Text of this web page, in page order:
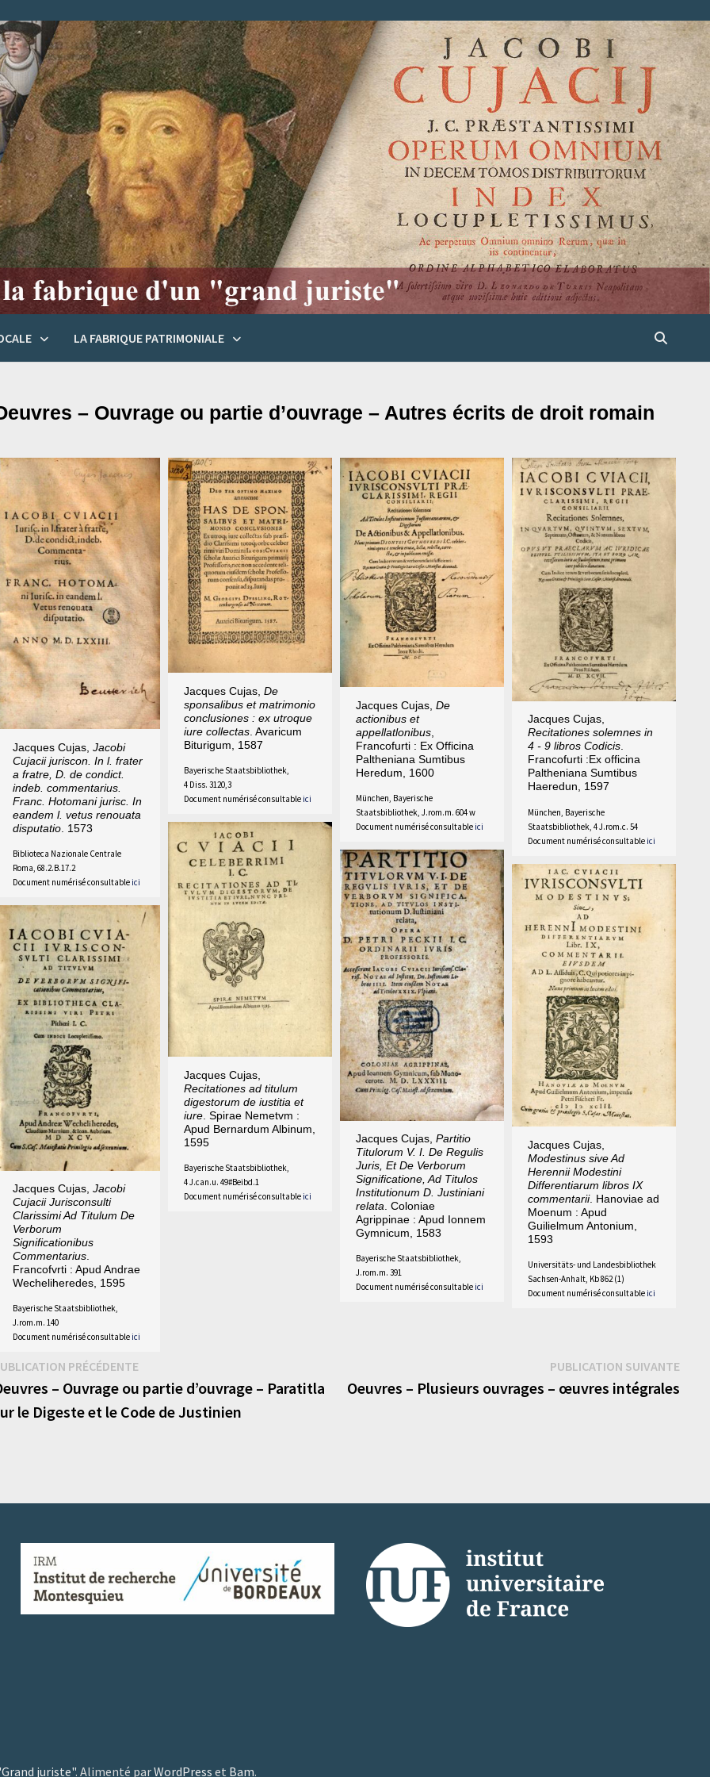
LA FABRIQUE PATRIMONIALE
– Ouvrage ou partie d’ouvrage – Autres écrits de droit romain
Jacques Cujas, Jacobi
Cujacii juriscon. In l. frater
a fratre, D. de condict.
indeb. commentarius.
Franc. Hotomani jurisc. In
eandem l. vetus renouata
disputatio. 1573
Biblioteca Nazionale Centrale
Roma, 68.2.B.17.2
Document numérisé consultable ici
Jacques Cujas, Jacobi
Cujacii Jurisconsulti
Clarissimi Ad Titulum De
Verborum
Significationibus
Commentarius.
Francofvrti : Apud Andrae
Wecheliheredes, 1595
Bayerische Staatsbibliothek,
J.rom.m. 140
Document numérisé consultable ici
Jacques Cujas,De
sponsalibus et matrimonio
conclusiones : ex utroque
iure collectas . Avaricum
Biturigum, 1587
Bayerische Staatsbibliothek,
4 Diss. 3120,3
Document numérisé consultable ici
Jacques Cujas,
Recitationes ad titulum
digestorum de iustitia et
iure . Spirae Nemetvm :
Apud Bernardum Albinum,
1595
Bayerische Staatsbibliothek,
4 J.can.u. 49#Beibd.1
Document numérisé consultable ici
Jacques Cujas,De
actionibus et
appellatlonibus
Francofurti : Ex Officina
Paltheniana Sumtibus
Heredum, 1600
München, Bayerische
Staatsbibliothek, J.rom.m. 604 w
Document numérisé consultable ici
Jacques Cujas,Partitio
Titulorum V. I. De Regulis
Juris, Et De Verborum
Significatione, Ad Titulos
Institutionum D. Justiniani
relata . Coloniae
Agrippinae : Apud Ionnem
Gymnicum, 1583
Bayerische Staatsbibliothek,
J.rom.m. 391
Document numérisé consultable ici
Jacques Cujas,
Recitationes solemnes in
4 - 9 libros Codicis.
Francofurti :Ex officina
Paltheniana Sumtibus
Haeredun, 1597
München, Bayerische
Staatsbibliothek, 4 J.rom.c. 54
Document numérisé consultable ici
Jacques Cujas,
Modestinus sive Ad
Herennii Modestini
Differentiarum libros IX
commentarii. Hanoviae ad
Moenum : Apud
Guilielmum Antonium,
1593
Universitäts- und Landesbibliothek
Sachsen-Anhalt, Kb 862 (1)
Document numérisé consultable ici
PRÉCÉDENTEPublication
précédente :
– Ouvrage ou partie d’ouvrage – Paratitla
le Digeste et le Code de Justinien
PUBLICATION SUIVANTE
Oeuvres – Plusieurs ouvrages – œuvres intégrales
juriste". Alimenté parWordPress et Bam.